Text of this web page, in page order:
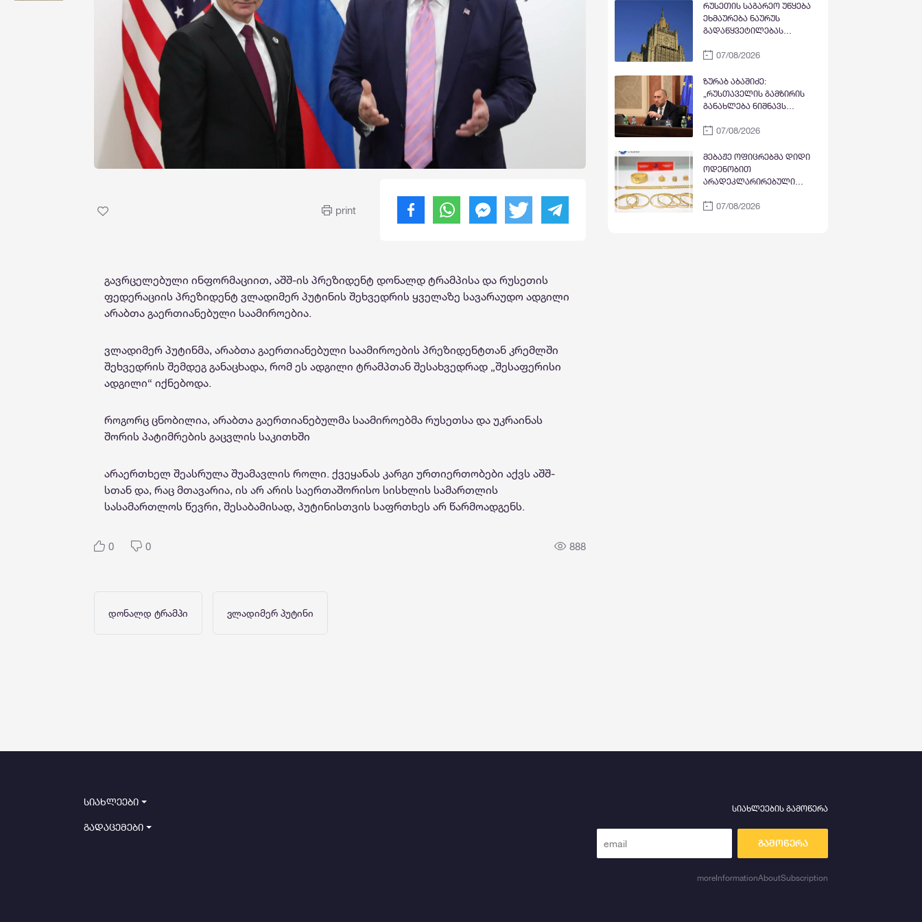
print
გავრცელებული ინფორმაციით, აშშ-ის პრეზიდენტ დონალდ ტრამპისა და რუსეთის
ფედერაციის პრეზიდენტ ვლადიმერ პუტინის შეხვედრის ყველაზე სავარაუდო ადგილი
არაბთა გაერთიანებული საამიროებია.
ვლადიმერ პუტინმა, არაბთა გაერთიანებული საამიროების პრეზიდენტთან კრემლში
შეხვედრის შემდეგ განაცხადა, რომ ეს ადგილი ტრამპთან შესახვედრად „შესაფერისი
ადგილი“ იქნებოდა.
როგორც ცნობილია, არაბთა გაერთიანებულმა საამიროებმა რუსეთსა და უკრაინას
შორის პატიმრების გაცვლის საკითხში
არაერთხელ შეასრულა შუამავლის როლი. ქვეყანას კარგი ურთიერთობები აქვს აშშ-
სთან და, რაც მთავარია, ის არ არის საერთაშორისო სისხლის სამართლის
სასამართლოს წევრი, შესაბამისად, პუტინისთვის საფრთხეს არ წარმოადგენს.
0 0 888
დონალდ ტრამპი ვლადიმერ პუტინი
აზიანებს საქართველოს
ეროვნულ ინტერესებს
სახელმწიფო პროგრამაში
დანერგავს
რუსეთის საგარეო უწყება
ეხმაურება ნაურუს
გადაწყვეტილებას
დიპლომატიური
შეწყვეტის შესახებ –
„ჩვენთვის ამ
გადაწყვეტილების
07/08/2026
ზურაბ აბაშიძე:
„რუსთაველის გამზირის
განახლება ნიშნავს
მემკვიდრეობის
თანამედროვე ურბანული
გარემოს შექმნას და
მნიშვნელოვან
მომავალში“
07/08/2026
მებაჟე ოფიცრებმა დიდი
ოდენობით
არადეკლარირებული
ნაკეთობების შემოტანის
07/08/2026
სიახლეები
გადაცემები
სიახლეების გამოწერა
გამოწერა
moreInformationAboutSubscription